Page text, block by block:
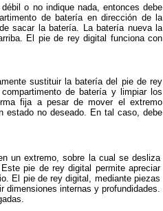
o no indique nada, entonces debe
de batería en dirección de la
sacar la batería. La batería nueva la
El pie de rey digital funciona con
sustituir la batería del pie de rey
de batería y limpiar los
fija a pesar de mover el extremo
estado no deseado. En tal caso, debe
un extremo, sobre la cual se desliza
pie de rey digital permite apreciar
El pie de rey digital, mediante piezas
dimensiones internas y profundidades.